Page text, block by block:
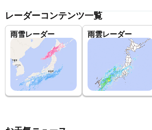
レーダーコンテンツ一覧
雨雪レーダー 雨雲レーダー